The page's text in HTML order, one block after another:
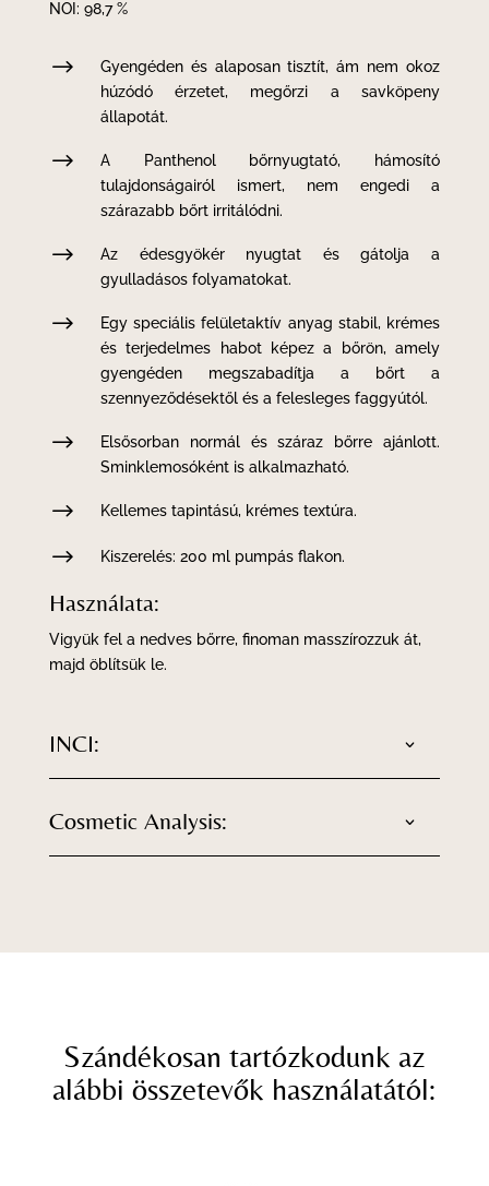
NOI: 98,7 %
$
Gyengéden és alaposan tisztít, ám nem okoz
húzódó érzetet, megőrzi a savköpeny
állapotát.
$
A Panthenol bőrnyugtató, hámosító
tulajdonságairól ismert, nem engedi a
szárazabb bőrt irritálódni.
$
Az édesgyökér nyugtat és gátolja a
gyulladásos folyamatokat.
$
Egy speciális felületaktív anyag stabil, krémes
és terjedelmes habot képez a bőrön, amely
gyengéden megszabadítja a bőrt a
szennyeződésektől és a felesleges faggyútól.
$
Elsősorban normál és száraz bőrre ajánlott.
Sminklemosóként is alkalmazható.
$ Kellemes tapintású, krémes textúra.
$ Kiszerelés: 200 ml pumpás flakon.
Használata:
Vigyük fel a nedves bőrre, finoman masszírozzuk át,
majd öblítsük le.
INCI:
Cosmetic Analysis:
Szándékosan tartózkodunk az
alábbi összetevők használatától: